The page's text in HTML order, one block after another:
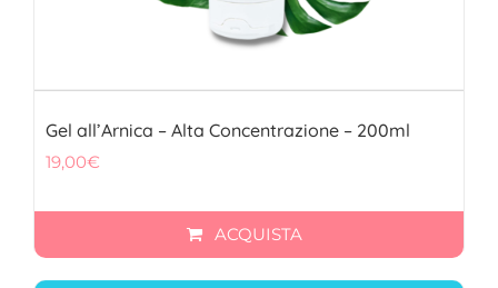
Gel all’Arnica – Alta Concentrazione – 200ml
19,00€
ACQUISTA